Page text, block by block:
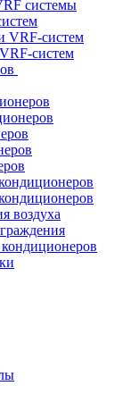
системы
VRF-систем
систем
воздуха